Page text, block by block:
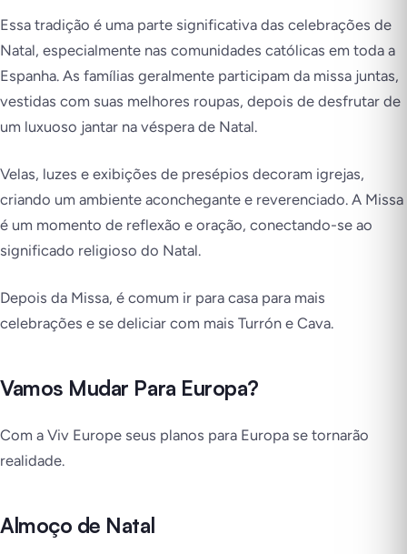
Essa tradição é uma parte significativa das celebrações de
Natal, especialmente nas comunidades católicas em toda a
Espanha. As famílias geralmente participam da missa juntas,
vestidas com suas melhores roupas, depois de desfrutar de
um luxuoso jantar na véspera de Natal.
Velas, luzes e exibições de presépios decoram igrejas,
criando um ambiente aconchegante e reverenciado. A Missa
é um momento de reflexão e oração, conectando-se ao
significado religioso do Natal.
Depois da Missa, é comum ir para casa para mais
celebrações e se deliciar com mais Turrón e Cava.
Vamos Mudar Para Europa?
Com a Viv Europe seus planos para Europa se tornarão
realidade.
Almoço de Natal